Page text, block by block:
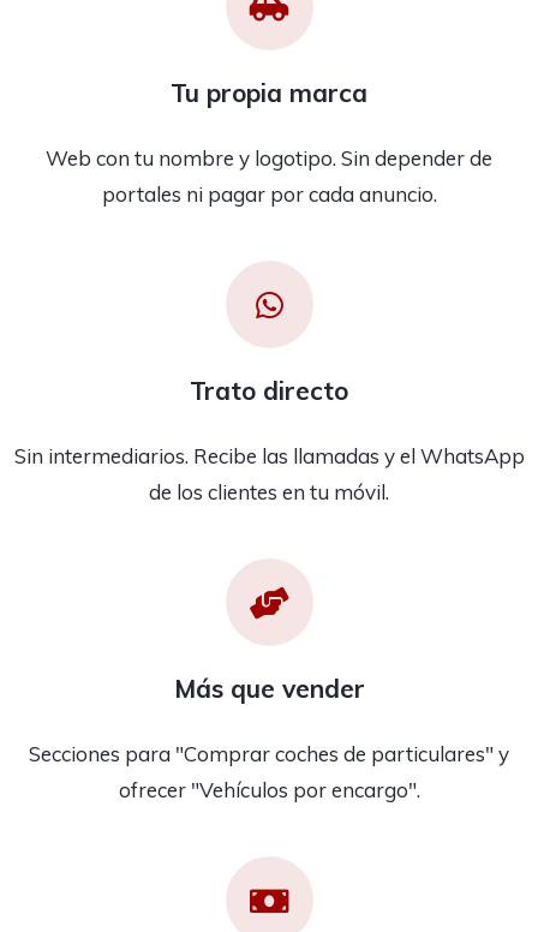
Tu propia marca
Web con tu nombre y logotipo. Sin depender de
portales ni pagar por cada anuncio.
Trato directo
Sin intermediarios. Recibe las llamadas y el WhatsApp
de los clientes en tu móvil.
Más que vender
Secciones para "Comprar coches de particulares" y
ofrecer "Vehículos por encargo".